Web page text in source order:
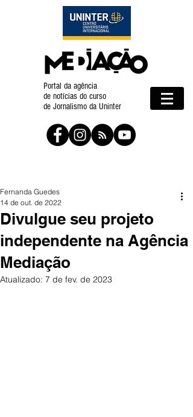
Portal da agência
de notícias do curso
de Jornalismo da Uninter
Divulgue seu projeto
independente na Agência
Mediação
Fernanda Guedes
14 de out. de 2022
Atualizado: 7 de fev. de 2023